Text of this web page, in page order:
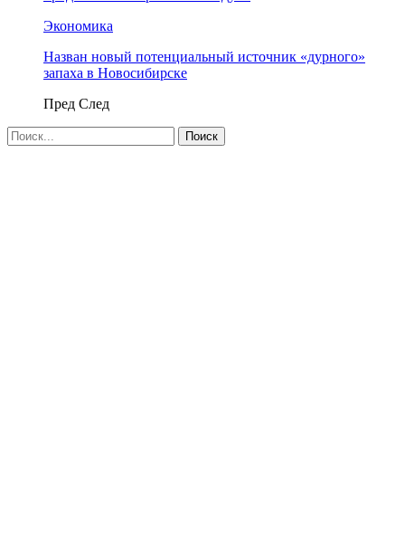
Экономика
Назван новый потенциальный источник «дурного»
запаха в Новосибирске
Пред След